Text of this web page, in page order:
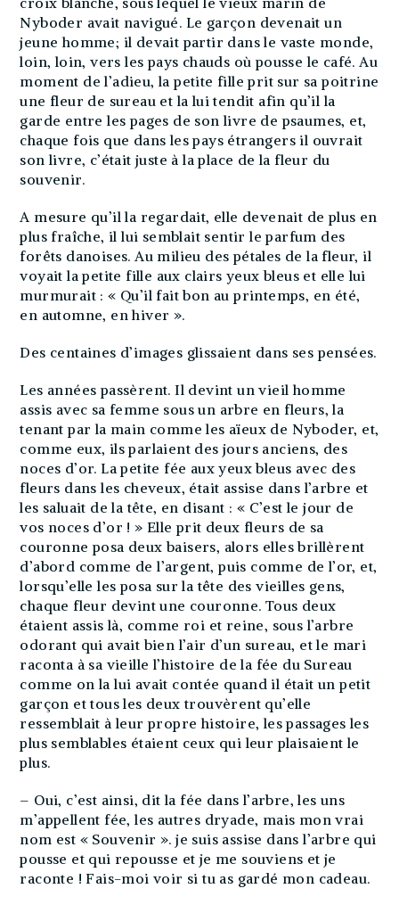
Nyboder avait navigué. Le garçon devenait un
jeune homme; il devait partir dans le vaste monde,
loin, loin, vers les pays chauds où pousse le café. Au
moment de l’adieu, la petite fille prit sur sa poitrine
une fleur de sureau et la lui tendit afin qu’il la
garde entre les pages de son livre de psaumes, et,
chaque fois que dans les pays étrangers il ouvrait
son livre, c’était juste à la place de la fleur du
souvenir.
A mesure qu’il la regardait, elle devenait de plus en
plus fraîche, il lui semblait sentir le parfum des
forêts danoises. Au milieu des pétales de la fleur, il
voyait la petite fille aux clairs yeux bleus et elle lui
murmurait : « Qu’il fait bon au printemps, en été,
en automne, en hiver ».
Des centaines d’images glissaient dans ses pensées.
Les années passèrent. Il devint un vieil homme
assis avec sa femme sous un arbre en fleurs, la
tenant par la main comme les aïeux de Nyboder, et,
comme eux, ils parlaient des jours anciens, des
noces d’or. La petite fée aux yeux bleus avec des
fleurs dans les cheveux, était assise dans l’arbre et
les saluait de la tête, en disant : « C’est le jour de
vos noces d’or ! » Elle prit deux fleurs de sa
couronne posa deux baisers, alors elles brillèrent
d’abord comme de l’argent, puis comme de l’or, et,
lorsqu’elle les posa sur la tête des vieilles gens,
chaque fleur devint une couronne. Tous deux
étaient assis là, comme roi et reine, sous l’arbre
odorant qui avait bien l’air d’un sureau, et le mari
raconta à sa vieille l’histoire de la fée du Sureau
comme on la lui avait contée quand il était un petit
garçon et tous les deux trouvèrent qu’elle
ressemblait à leur propre histoire, les passages les
plus semblables étaient ceux qui leur plaisaient le
plus.
– Oui, c’est ainsi, dit la fée dans l’arbre, les uns
m’appellent fée, les autres dryade, mais mon vrai
nom est « Souvenir ». je suis assise dans l’arbre qui
pousse et qui repousse et je me souviens et je
raconte ! Fais-moi voir si tu as gardé mon cadeau.